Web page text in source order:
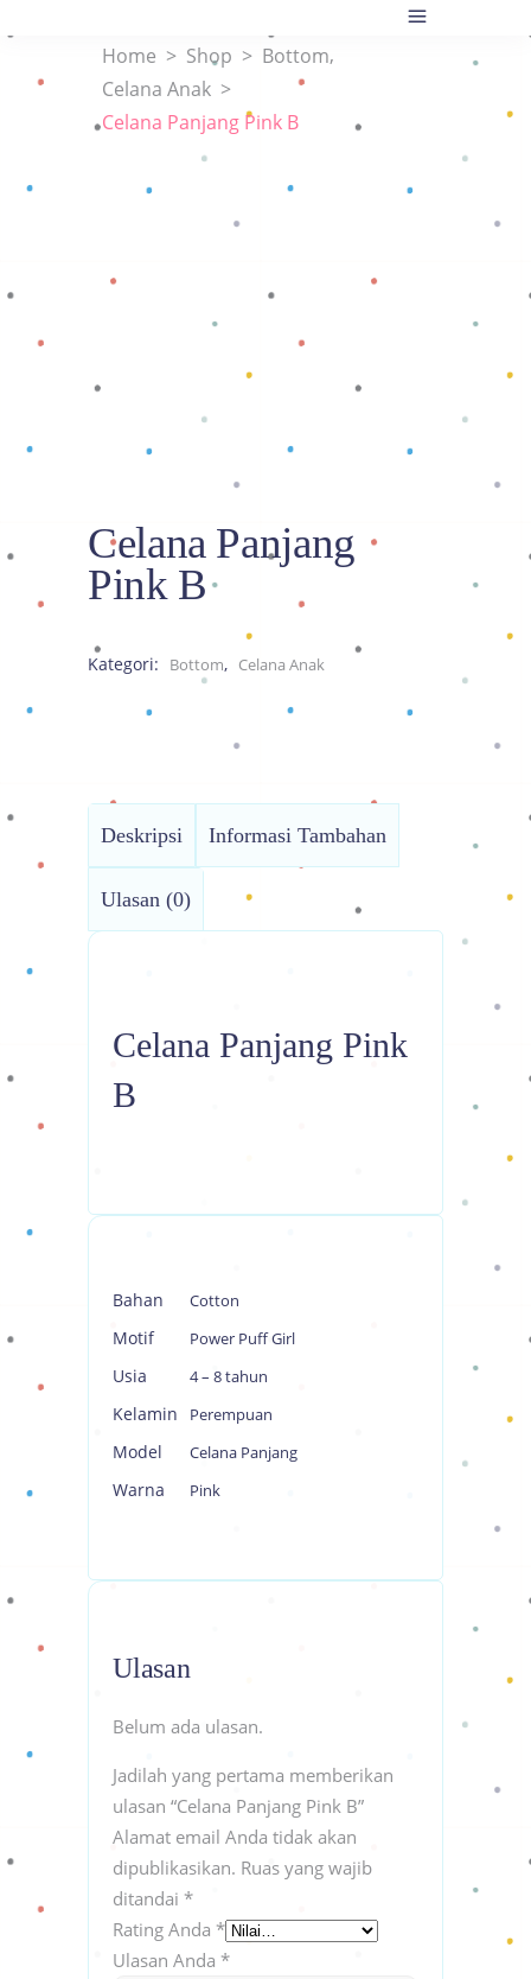
Home > Shop > Bottom,
Celana Anak >
Celana Panjang Pink B
Celana Panjang
Pink B
Kategori: Bottom, Celana Anak
Deskripsi Informasi Tambahan
Ulasan (0)
Celana Panjang Pink
B
Bahan Cotton
Motif Power Puff Girl
Usia 4 – 8 tahun
Kelamin Perempuan
Model Celana Panjang
Warna Pink
Ulasan
Belum ada ulasan.
Jadilah yang pertama memberikan
ulasan “Celana Panjang Pink B”
Alamat email Anda tidak akan
dipublikasikan. Ruas yang wajib
ditandai *
Rating Anda *
Ulasan Anda *